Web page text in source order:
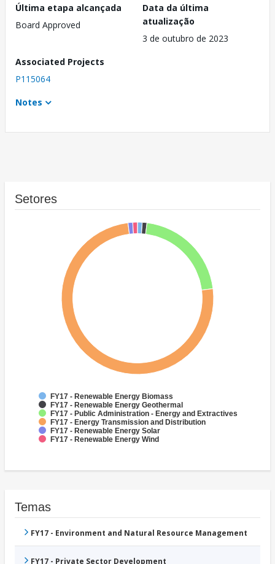
Última etapa alcançada
Board Approved
Data da última
atualização
3 de outubro de 2023
Associated Projects
P115064
Notes
Setores
FY17 - Renewable Energy Biomass
FY17 - Renewable Energy Geothermal
FY17 - Public Administration - Energy and Extractives
FY17 - Energy Transmission and Distribution
FY17 - Renewable Energy Solar
FY17 - Renewable Energy Wind
Temas
FY17 - Environment and Natural Resource Management
FY17 - Private Sector Development